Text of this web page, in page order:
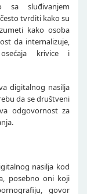
sa sluđivanjem
tvrditi kako su
kako osoba
da internalizuje,
krivice i
digitalnog nasilja
da se društveni
odgovornost za
nasilja kod
posebno oni koji
govor